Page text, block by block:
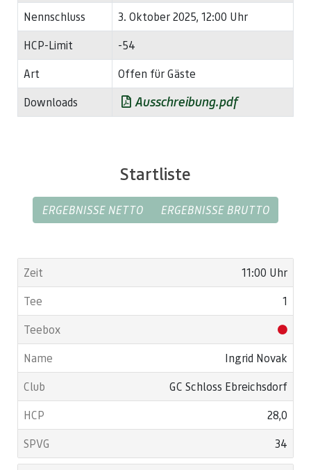
Nennschluss
3. Oktober 2025, 12:00 Uhr
HCP-Limit
-54
Art
Offen für Gäste
Downloads
Ausschreibung.pdf
Startliste
ERGEBNISSE NETTO ERGEBNISSE BRUTTO
11:00 Uhr
1
Ingrid Novak
GC Schloss Ebreichsdorf
28,0
34